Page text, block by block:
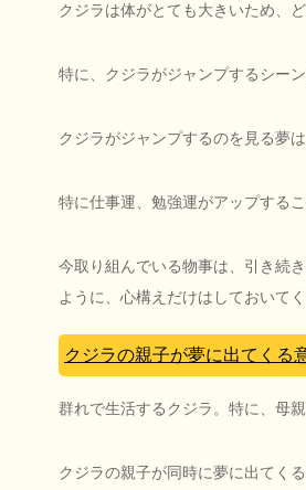
クジラは体がとても大きいため、
特に、クジラがジャンプするシー
クジラがジャンプするのを見る夢
特に仕事運、勉強運がアップする
今取り組んでいる物事は、引き続
ように、心構えだけはしておいてく
クジラの親子が夢に出てくる
群れで生活するクジラ。特に、母
クジラの親子が同時に夢に出てく